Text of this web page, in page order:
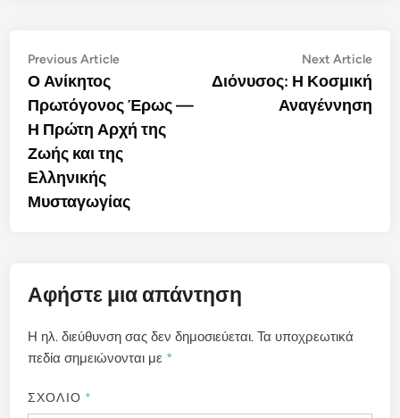
Πλοήγηση
άρθρων
Previous ArticlePrevious
Ο Ανίκητος
Πρωτόγονος Έρως —
Η Πρώτη Αρχή της
Ζωής και της
Ελληνικής
Μυσταγωγίας
Next Article
Διόνυσος: Η Κοσμική
Αναγέννηση
Αφήστε μια απάντηση
Η ηλ. διεύθυνση σας δεν δημοσιεύεται. Τα υποχρεωτικά
πεδία σημειώνονται με *
ΣΧΟΛΙΟ *